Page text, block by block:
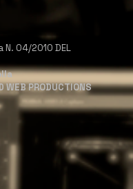
04/2010 DEL
WEB PRODUCTIONS